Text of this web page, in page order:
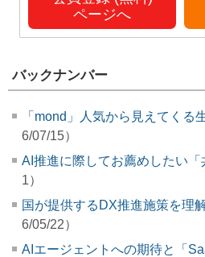
ページへ
バックナンバー
「mond」人気から見えてくる
6/07/15）
AI推進に際してお薦めしたい「
1）
国が提供するDX推進施策を理
6/05/22）
AIエージェントへの期待と「